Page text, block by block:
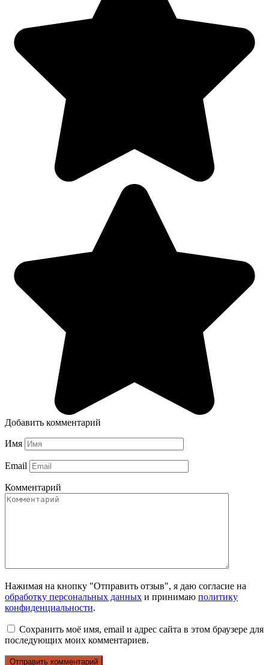
Добавить комментарий
Имя
Email
Комментарий
Нажимая на кнопку "Отправить отзыв", я даю согласие на
обработку персональных данных и принимаю политику
конфиденциальности.
Сохранить моё имя, email и адрес сайта в этом браузере для
последующих моих комментариев.